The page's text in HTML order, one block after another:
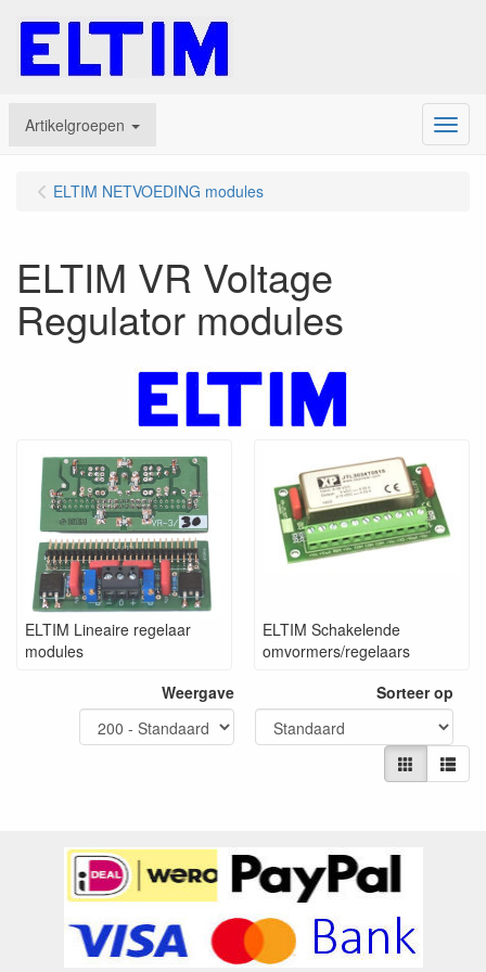
Artikelgroepen Menu
ELTIM NETVOEDING modules
ELTIM VR Voltage
Regulator modules
ELTIM Lineaire regelaar
modules
ELTIM Schakelende
omvormers/regelaars
Weergave
Sorteer op